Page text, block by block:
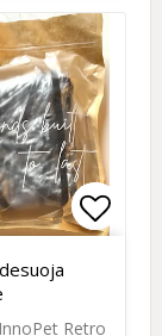
favorites
Retro